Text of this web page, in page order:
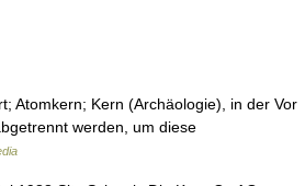
Atomkern; Kern (Archäologie), in der Vor
werden, um diese